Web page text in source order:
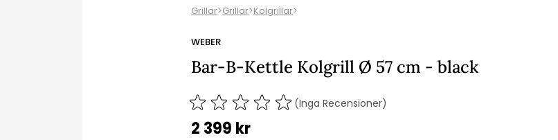
Grillar>Grillar>Kolgrillar>
WEBER
Bar-B-Kettle Kolgrill Ø 57 cm - black
(Inga Recensioner)
2 399 kr